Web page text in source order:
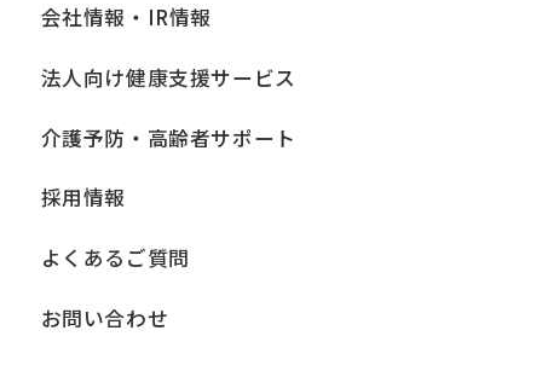
■個人情報の開示
当社は、お客様からお預かりした個人情
報は、正当な理由がある場合を除き、ご
しません。ただし、法令により当社がお
る場合、あらかじめ当社との間で秘密保
持契約を締結している業務委託先、およ
会社情報・IR情報
法人向け健康支援サービス
介護予防・高齢者サポート
採用情報
よくあるご質問
お問い合わせ